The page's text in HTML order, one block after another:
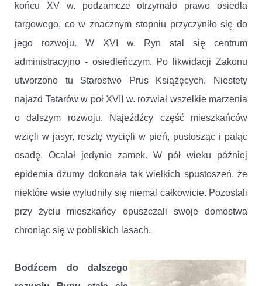
końcu XV w. podzamcze otrzymało prawo osiedla
targowego, co w znacznym stopniu przyczyniło się do
jego rozwoju. W XVI w. Ryn stal się centrum
administracyjno - osiedleńczym. Po likwidacji Zakonu
utworzono tu Starostwo Prus Książęcych. Niestety
najazd Tatarów w poł XVII w. rozwiał wszelkie marzenia
o dalszym rozwoju. Najeźdźcy część mieszkańców
wzięli w jasyr, resztę wycięli w pień, pustosząc i paląc
osadę. Ocalał jedynie zamek. W pół wieku później
epidemia dżumy dokonała tak wielkich spustoszeń, że
niektóre wsie wyludniły się niemal całkowicie. Pozostali
przy życiu mieszkańcy opuszczali swoje domostwa
chroniąc się w pobliskich lasach.
Bodźcem do dalszego